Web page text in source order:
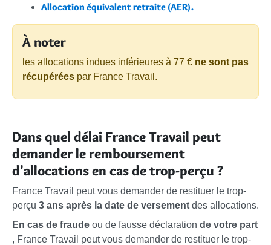
Allocation équivalent retraite (AER).
À noter
les allocations indues inférieures à 77 € ne sont pas
récupérées par France Travail.
Dans quel délai France Travail peut
demander le remboursement
d'allocations en cas de trop-perçu ?
France Travail peut vous demander de restituer le trop-
perçu 3 ans après la date de versement des allocations.
En cas de fraude ou de fausse déclaration de votre part
, France Travail peut vous demander de restituer le trop-